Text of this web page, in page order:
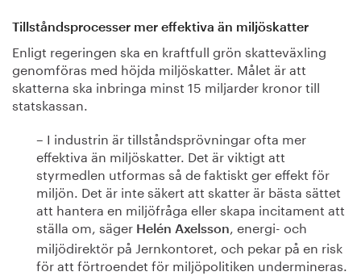
Tillståndsprocesser mer effektiva än miljöskatter
Enligt regeringen ska en kraftfull grön skatteväxling
genomföras med höjda miljöskatter. Målet är att
skatterna ska inbringa minst 15 miljarder kronor till
statskassan.
– I industrin är tillståndsprövningar ofta mer
effektiva än miljöskatter. Det är viktigt att
styrmedlen utformas så de faktiskt ger effekt för
miljön. Det är inte säkert att skatter är bästa sättet
att hantera en miljöfråga eller skapa incitament att
ställa om, säger Helén Axelsson, energi- och
miljödirektör på Jernkontoret, och pekar på en risk
för att förtroendet för miljöpolitiken undermineras.